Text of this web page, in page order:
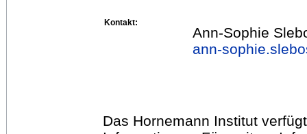
Kontakt:
Ann-Sophie
ann-
Das Hornemann Institut